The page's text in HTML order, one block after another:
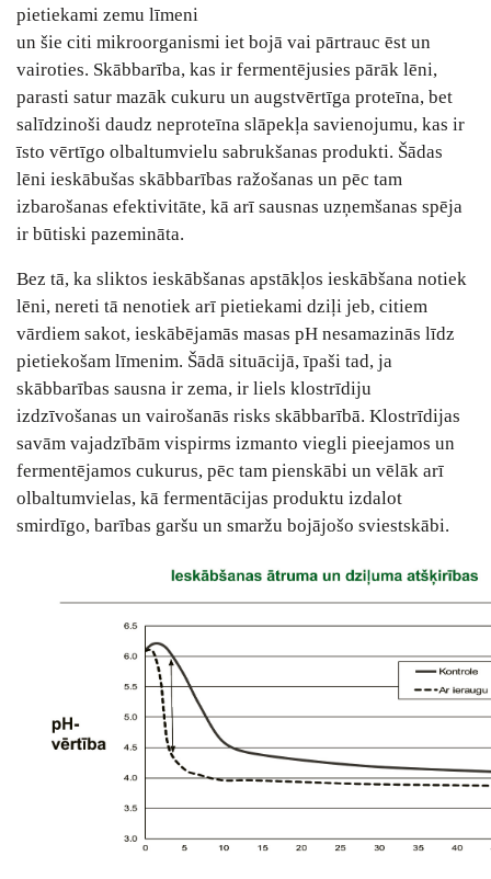
pietiekami zemu līmeni
un šie citi mikroorganismi iet bojā vai pārtrauc ēst un
vairoties. Skābbarība, kas ir fermentējusies pārāk lēni,
parasti satur mazāk cukuru un augstvērtīga proteīna, bet
salīdzinoši daudz neproteīna slāpekļa savienojumu, kas ir
īsto vērtīgo olbaltumvielu sabrukšanas produkti. Šādas
lēni ieskābušas skābbarības ražošanas un pēc tam
izbarošanas efektivitāte, kā arī sausnas uzņemšanas spēja
ir būtiski pazemināta.
Bez tā, ka sliktos ieskābšanas apstākļos ieskābšana notiek
lēni, nereti tā nenotiek arī pietiekami dziļi jeb, citiem
vārdiem sakot, ieskābējamās masas pH nesamazinās līdz
pietiekošam līmenim. Šādā situācijā, īpaši tad, ja
skābbarības sausna ir zema, ir liels klostrīdiju
izdzīvošanas un vairošanās risks skābbarībā. Klostrīdijas
savām vajadzībām vispirms izmanto viegli pieejamos un
fermentējamos cukurus, pēc tam pienskābi un vēlāk arī
olbaltumvielas, kā fermentācijas produktu izdalot
smirdīgo, barības garšu un smaržu bojājošo sviestskābi.